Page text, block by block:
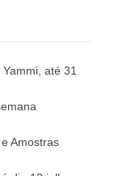
até 31
Amostras